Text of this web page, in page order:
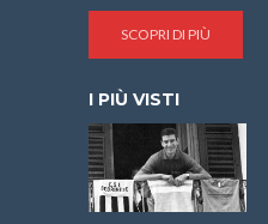
SCOPRI DI PIÙ
I PIÙ VISTI